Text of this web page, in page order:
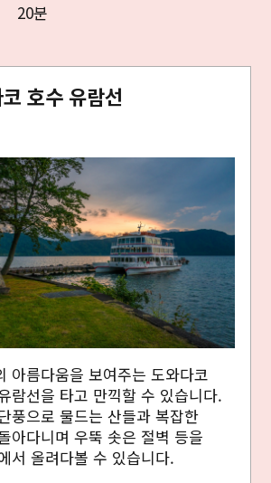
20분
호수 유람선
아름다움을 보여주는 도와다코
람선을 타고 만끽할 수 있습니다.
풍으로 물드는 산들과 복잡한
아다니며 우뚝 솟은 절벽 등을
서 올려다볼 수 있습니다.